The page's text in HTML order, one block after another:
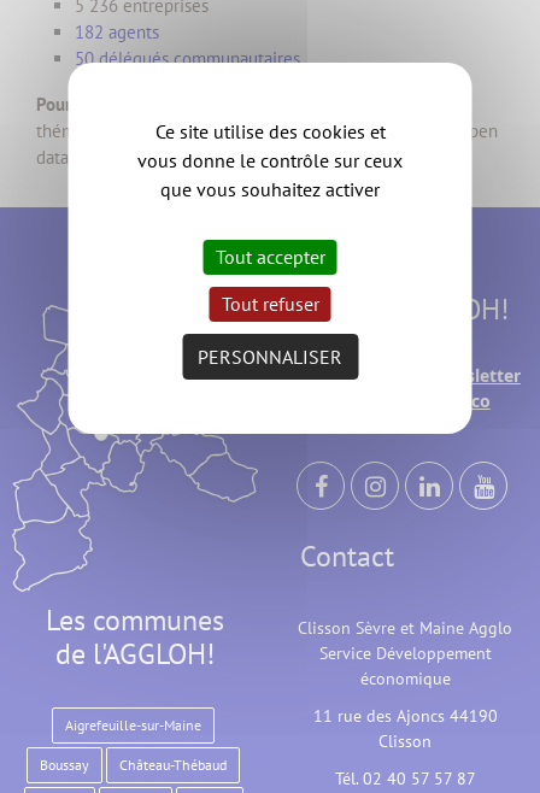
5 236 entreprises
182 agents
50 délégués communautaires
Pour alimenter votre étude de marché
thématique, n'hésitez pas à exploiter les ressources en open
data de
l'Observatoire de Clisson Sèvre Maine Agglo
Les communes
de l'AGGLOH!
Aigrefeuille-sur-Maine
Boussay Château-Thébaud
Suivez l'AGGLOH!
Inscrivez-
newsletter
éco
Contact
Clisson Sèvre et Maine Agglo
Service Développement
économique
11 rue des Ajoncs 44190
Clisson
Tél. 02 40 57 57 87
Ce site utilise des cookies et
vous donne le contrôle sur ceux
que vous souhaitez activer
Tout accepter
Tout refuser
PERSONNALISER